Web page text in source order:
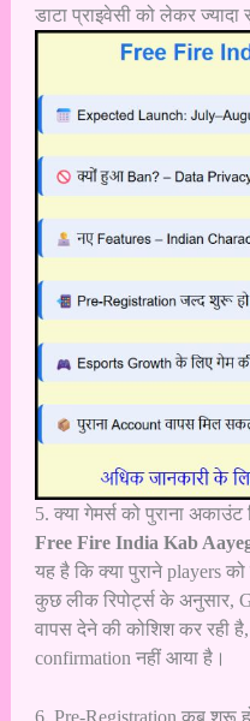
डाटा प्राइवेसी को लेकर ज्यादा
5. क्या गेमर्स को पुराना अकाउंट
Free Fire India Kab
यह है कि क्या पुराने players
कुछ लीक रिपोर्ट्स के अनुसार,
वापस देने की कोशिश कर रही
confirmation नहीं आया है।